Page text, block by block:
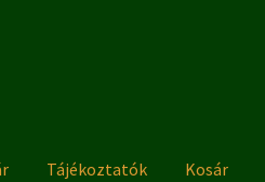
Tájékoztatók Kosár